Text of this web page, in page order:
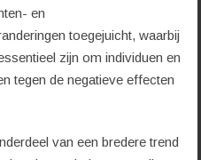
en
toegejuicht, waarbij
zijn om individuen en
tegen de negatieve effecten
van een bredere trend